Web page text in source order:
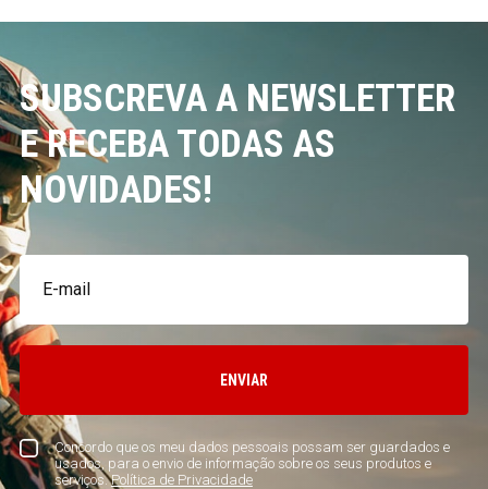
SUBSCREVA A NEWSLETTER
E RECEBA TODAS AS
NOVIDADES!
Concordo que os meu dados pessoais possam ser guardados e
usados, para o envio de informação sobre os seus produtos e
serviços.Política de Privacidade
ENVIAR